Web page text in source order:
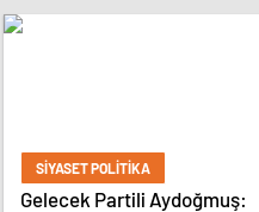
SIYASET POLITIKA
Gelecek Partili Aydoğmuş: